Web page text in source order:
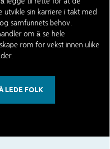
utvikle sin karriere i takt med
samfunnets behov.
om å se hele
rom for vekst innen ulike
LEDE FOLK